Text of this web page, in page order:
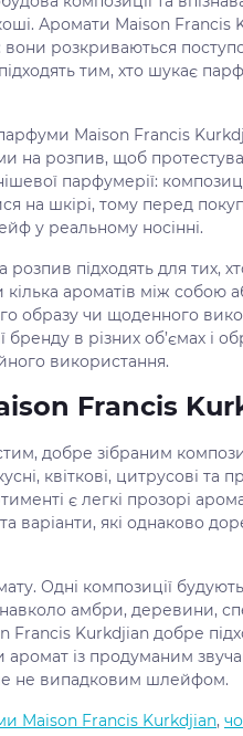
Аромати Maison Francis
розкриваються
тим, хто шукає
Maison Francis
на розпив, щоб
парфумерії:
на шкірі, тому перед
у реальному носінні.
підходять для тих,
ароматів між собою
образу чи щоденного
в різних об’ємах і
використання.
Francis
добре зібраним
квіткові, цитрусові та
є легкі прозорі
варіанти, які однаково
Одні композиції
навколо амбри, деревини,
Francis Kurkdjian добре
аромат із продуманим
не випадковим шлейфом.
Maison Francis Kurkdjian,